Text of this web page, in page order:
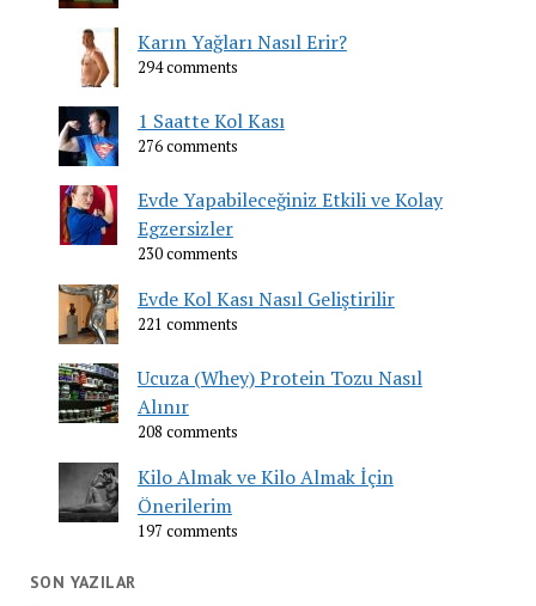
Karın Yağları Nasıl Erir?
294 comments
1 Saatte Kol Kası
276 comments
Evde Yapabileceğiniz Etkili ve Kolay
Egzersizler
230 comments
Evde Kol Kası Nasıl Geliştirilir
221 comments
Ucuza (Whey) Protein Tozu Nasıl
Alınır
208 comments
Kilo Almak ve Kilo Almak İçin
Önerilerim
197 comments
SON YAZILAR